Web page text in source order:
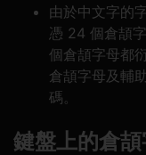
由於中文字的
憑 24 個倉頡
個倉頡字母都
倉頡字母及輔
碼。
鍵盤上的倉